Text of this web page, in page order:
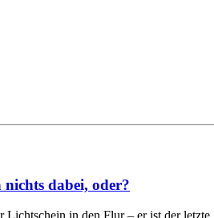
dabei, oder?